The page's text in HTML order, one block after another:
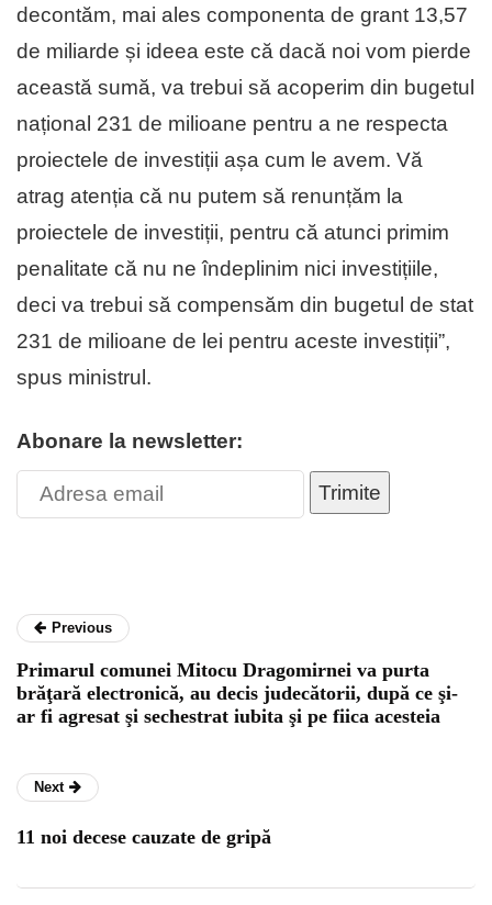
decontăm, mai ales componenta de grant 13,57
de miliarde și ideea este că dacă noi vom pierde
această sumă, va trebui să acoperim din bugetul
național 231 de milioane pentru a ne respecta
proiectele de investiții așa cum le avem. Vă
atrag atenția că nu putem să renunțăm la
proiectele de investiții, pentru că atunci primim
penalitate că nu ne îndeplinim nici investițiile,
deci va trebui să compensăm din bugetul de stat
231 de milioane de lei pentru aceste investiții”,
spus ministrul.
Abonare la newsletter:
Trimite
Previous
Primarul comunei Mitocu Dragomirnei va purta
brăţară electronică, au decis judecătorii, după ce şi-
ar fi agresat şi sechestrat iubita şi pe fiica acesteia
Next
11 noi decese cauzate de gripă